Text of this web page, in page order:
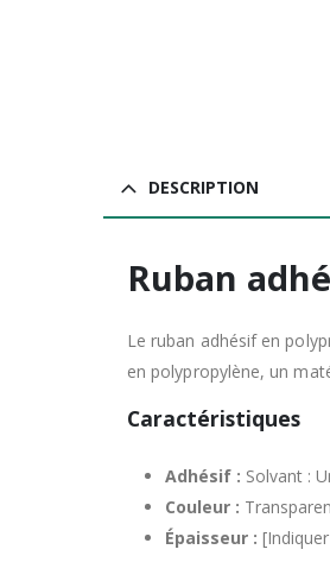
DESCRIPTION
Ruban
Le ruban adhésif en
en polypropylène, un
Caractéristiques
Adhésif : Solvant :
Couleur :
Épaisseur :